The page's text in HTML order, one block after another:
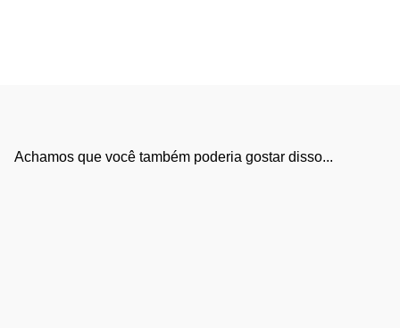
Achamos que você também poderia gostar disso...